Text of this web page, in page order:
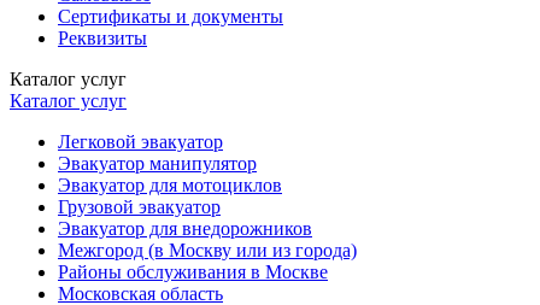
Сертификаты и документы
Реквизиты
Каталог услуг
Каталог услуг
Легковой эвакуатор
Эвакуатор манипулятор
Эвакуатор для мотоциклов
Грузовой эвакуатор
Эвакуатор для внедорожников
Межгород (в Москву или из города)
Районы обслуживания в Москве
Московская область